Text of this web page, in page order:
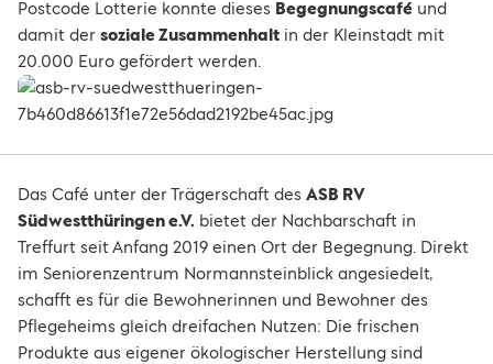
Postcode Lotterie konnte dieses Begegnungscafé und
damit der soziale Zusammenhalt in der Kleinstadt mit
20.000 Euro gefördert werden.
Das Café unter der Trägerschaft des ASB RV
Südwestthüringen e.V. bietet der Nachbarschaft in
Treffurt seit Anfang 2019 einen Ort der Begegnung. Direkt
im Seniorenzentrum Normannsteinblick angesiedelt,
schafft es für die Bewohnerinnen und Bewohner des
Pflegeheims gleich dreifachen Nutzen: Die frischen
Produkte aus eigener ökologischer Herstellung sind